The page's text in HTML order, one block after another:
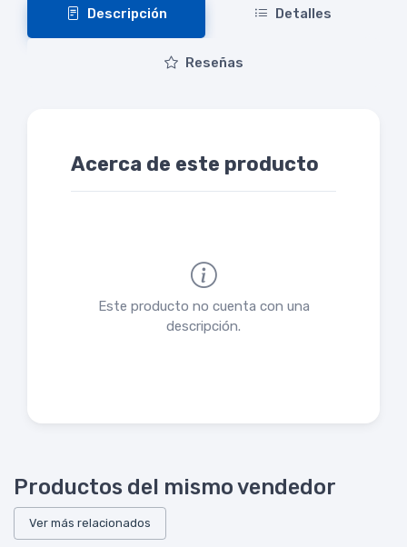
Descripción Detalles
Reseñas
Acerca de este producto
Este producto no cuenta con una
descripción.
Productos del mismo vendedor
Ver más relacionados